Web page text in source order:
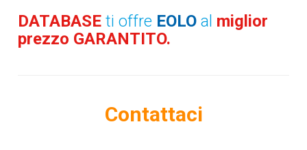
DATABASEti offre EOLO al miglior
prezzo GARANTITO.
Contattaci